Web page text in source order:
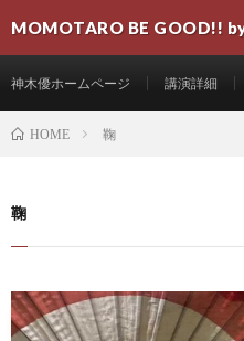
MOMOTARO BE GOOD!!
神木優ホームページ 講演詳細
HOME 鞠
鞠